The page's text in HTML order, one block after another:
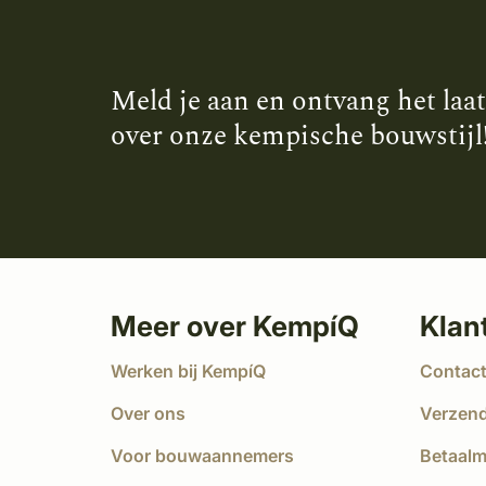
Meld je aan en ontvang het
over onze kempische
Meer over KempíQ
Werken bij KempíQ
Over ons
Voor bouwaannemers
Contact